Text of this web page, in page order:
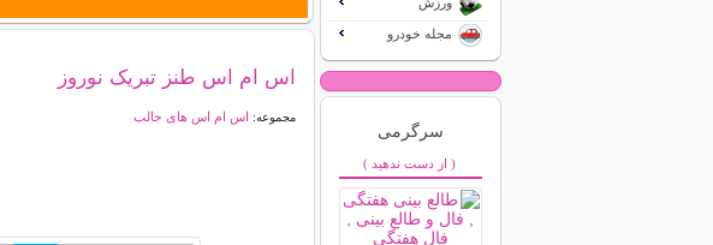
اس ام اس طنز تبریک نوروز
مجموعه: اس ام اس های جالب
مجله خودرو
سرگرمی
( از دست ندهید )